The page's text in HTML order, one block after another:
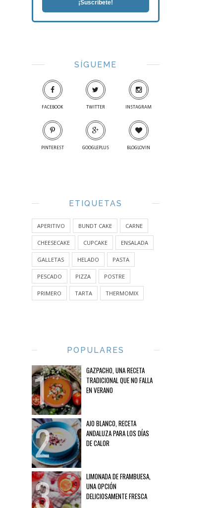
¡Suscríbete!
SÍGUEME
FACEBOOK TWITTER INSTAGRAM
PINTEREST GOOGLEPLUS BLOGLOVIN
ETIQUETAS
APERITIVO BUNDT CAKE CARNE
CHEESECAKE CUPCAKE ENSALADA
GALLETAS HELADO PASTA
PESCADO PIZZA POSTRE
PRIMERO TARTA THERMOMIX
POPULARES
GAZPACHO, UNA RECETA
TRADICIONAL QUE NO FALLA
EN VERANO
AJO BLANCO, RECETA
ANDALUZA PARA LOS DÍAS
DE CALOR
LIMONADA DE FRAMBUESA,
UNA OPCIÓN
DELICIOSAMENTE FRESCA